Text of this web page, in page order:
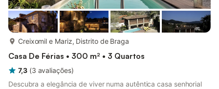
Creixomil e Mariz, Distrito de Braga
Casa De Férias • 300 m² • 3 Quartos
7,3 (3 avaliações)
Descubra a elegância de viver numa autêntica casa senhorial